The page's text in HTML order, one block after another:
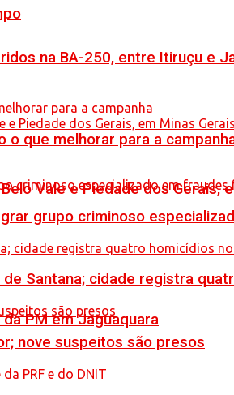
na BA-250, entre Itiruçu e
Vale e Piedade dos Gerais,
PM em Jaguaquara
que melhorar para a
grupo criminoso
Santana; cidade registra
nove suspeitos são presos